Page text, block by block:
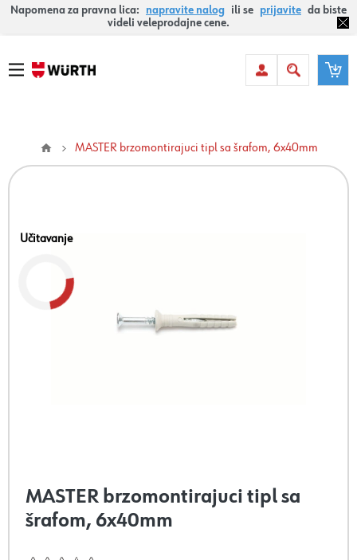
Napomena za pravna lica: napravite nalog ili se prijavite da biste
videli veleprodajne cene.
MASTER brzomontirajuci tipl sa šrafom, 6x40mm
Učitavanje
MASTER brzomontirajuci tipl sa
šrafom, 6x40mm